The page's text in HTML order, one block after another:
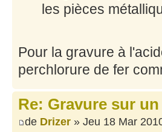
les pièces
Pour la gravure à
perchlorure de fer
Re: Gravure sur
de Drizer » Jeu 18 Mar